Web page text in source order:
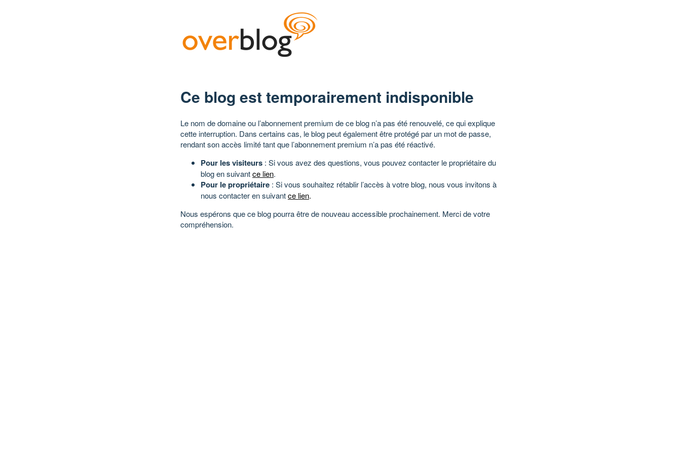
Ce blog est temporairement indisponible
Le nom de domaine ou l’abonnement premium de ce blog n’a pas été renouvelé, ce qui explique
cette interruption. Dans certains cas, le blog peut également être protégé par un mot de passe,
rendant son accès limité tant que l’abonnement premium n’a pas été réactivé.
Pour les visiteurs : Si vous avez des questions, vous pouvez contacter le propriétaire du
blog en suivantce lien.
Pour le propriétaire : Si vous souhaitez rétablir l’accès à votre blog, nous vous invitons à
nous contacter en suivantce lien.
Nous espérons que ce blog pourra être de nouveau accessible prochainement. Merci de votre
compréhension.